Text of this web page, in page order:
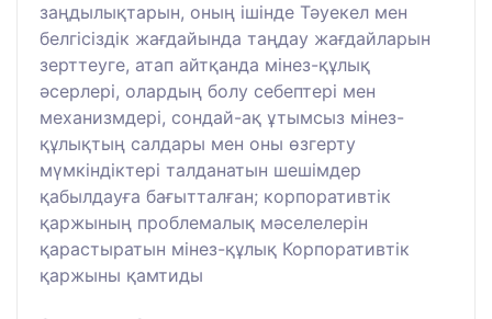
заңдылықтарын, оның ішінде Тәуекел мен
белгісіздік жағдайында таңдау жағдайларын
зерттеуге, атап айтқанда мінез-құлық
әсерлері, олардың болу себептері мен
механизмдері, сондай-ақ ұтымсыз мінез-
құлықтың салдары мен оны өзгерту
мүмкіндіктері талданатын шешімдер
қабылдауға бағытталған; корпоративтік
қаржының проблемалық мәселелерін
қарастыратын мінез-құлық Корпоративтік
қаржыны қамтиды